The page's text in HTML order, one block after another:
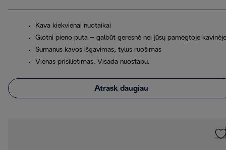
Kava kiekvienai nuotaikai
Glotni pieno puta – galbūt geresnė nei jūsų pamėgtoje kavinėje
Sumanus kavos išgavimas, tylus ruošimas
Vienas prisilietimas. Visada nuostabu.
Atrask daugiau